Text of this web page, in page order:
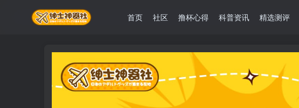
首页 社区 撸杯心得 科普资讯 精选测评